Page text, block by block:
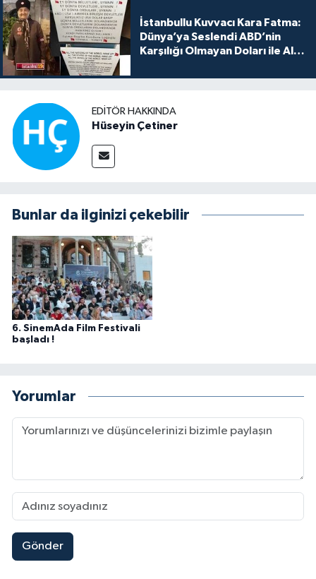
İstanbullu Kuvvacı Kara Fatma:
Dünya’ya Seslendi ABD’nin
Karşılığı Olmayan Doları ile Alış
EDITÖR HAKKINDA
Hüseyin Çetiner
Bunlar da ilginizi çekebilir
6. SinemAda Film Festivali
başladı !
Yorumlar
Gönder